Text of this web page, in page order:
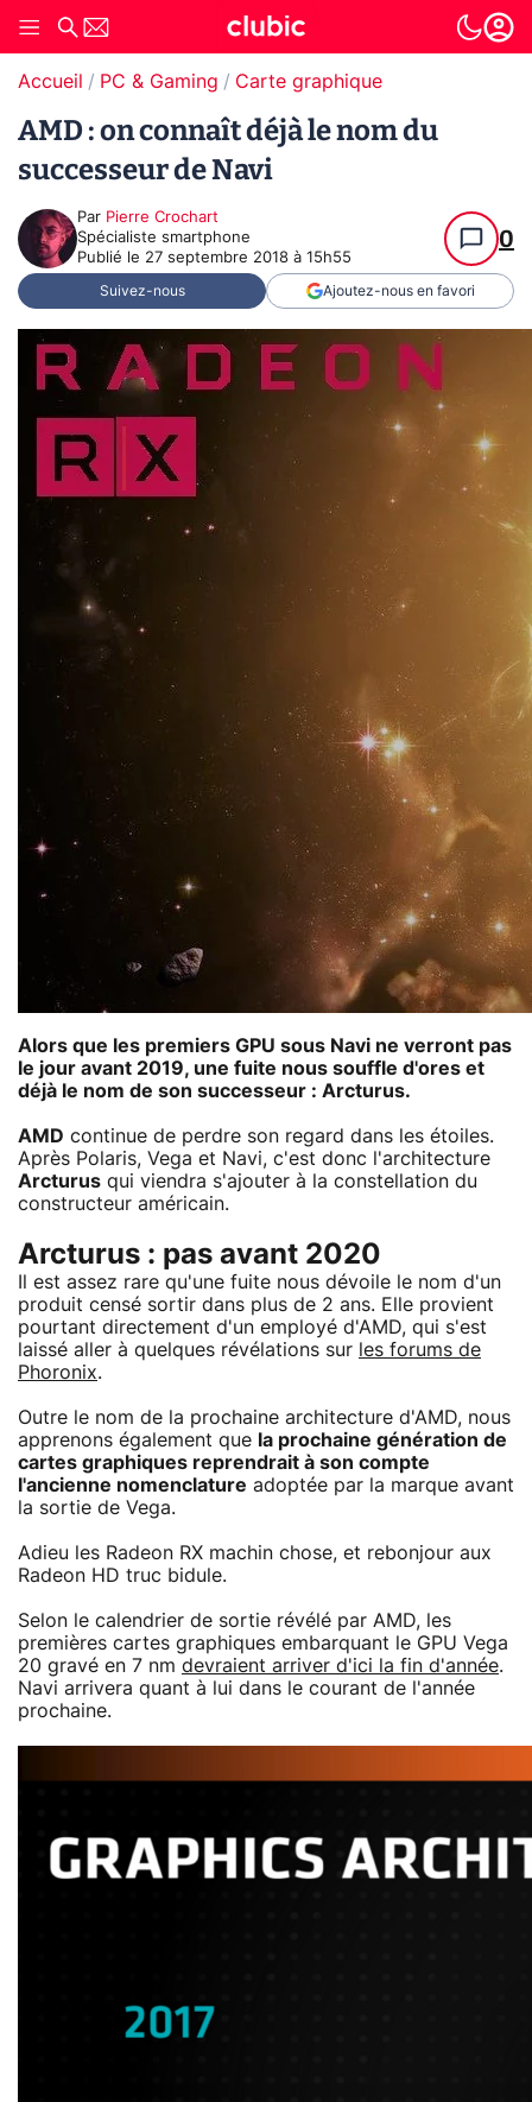
Accueil PC & Gaming Carte graphique
AMD : on connaît déjà le nom du
successeur de Navi
Par Pierre Crochart
Spécialiste smartphone
Publié le 27 septembre 2018 à 15h55
0
Suivez-nous Ajoutez-nous en favori
Alors que les premiers GPU sous Navi ne verront pas
le jour avant 2019, une fuite nous souffle d'ores et
déjà le nom de son successeur : Arcturus.
AMD continue de perdre son regard dans les étoiles.
Après Polaris, Vega et Navi, c'est donc l'architecture
Arcturus qui viendra s'ajouter à la constellation du
constructeur américain.
Arcturus : pas avant 2020
Il est assez rare qu'une fuite nous dévoile le nom d'un
produit censé sortir dans plus de 2 ans. Elle provient
pourtant directement d'un employé d'AMD, qui s'est
laissé aller à quelques révélations sur les forums de
Phoronix.
Outre le nom de la prochaine architecture d'AMD, nous
apprenons également que la prochaine génération de
cartes graphiques reprendrait à son compte
l'ancienne nomenclature adoptée par la marque avant
la sortie de Vega.
Adieu les Radeon RX machin chose, et rebonjour aux
Radeon HD truc bidule.
Selon le calendrier de sortie révélé par AMD, les
premières cartes graphiques embarquant le GPU Vega
20 gravé en 7 nm devraient arriver d'ici la fin d'année.
Navi arrivera quant à lui dans le courant de l'année
prochaine.